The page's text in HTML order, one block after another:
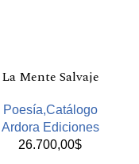
La Mente Salvaje
Poesía,Catálogo
Ardora Ediciones
26.700,00$